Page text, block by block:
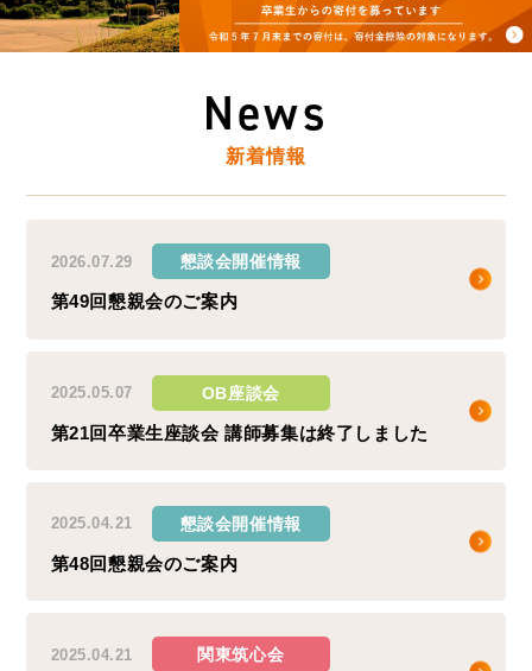
News
新着情報
2026.07.29 懇談会開催情報
第49回懇親会のご案内
2025.05.07 OB座談会
第21回卒業生座談会 講師募集は終了しました
2025.04.21 懇談会開催情報
第48回懇親会のご案内
2025.04.21 関東筑心会